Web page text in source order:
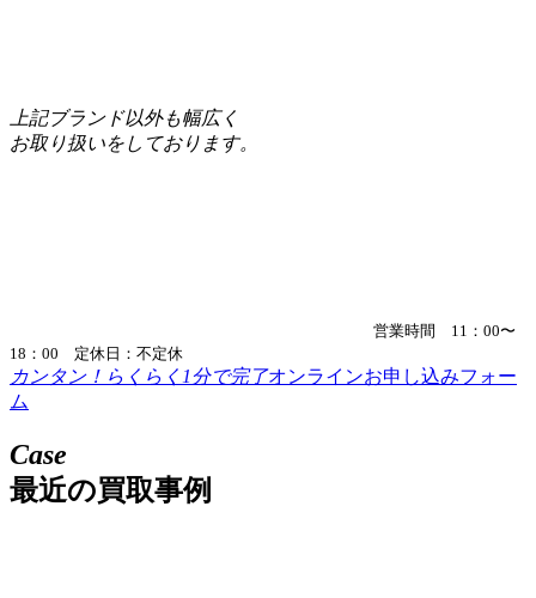
上記ブランド以外も幅広く
お取り扱いをしております。
営業時間 11：00〜
18：00 定休日：不定休
カンタン！らくらく1分で完了オンラインお申し込みフォー
ム
Case
最近の買取事例